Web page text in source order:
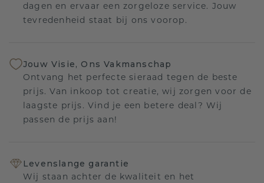
dagen en ervaar een zorgeloze service. Jouw
tevredenheid staat bij ons voorop.
Jouw Visie, Ons Vakmanschap
Ontvang het perfecte sieraad tegen de beste
prijs. Van inkoop tot creatie, wij zorgen voor de
laagste prijs. Vind je een betere deal? Wij
passen de prijs aan!
Levenslange garantie
Wij staan achter de kwaliteit en het